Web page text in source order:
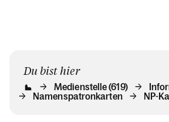
Du bist hier
Medienstelle (619)
Namenspatronkarten
NP-